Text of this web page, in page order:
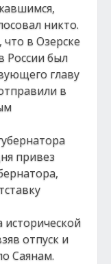
никто.
в Озерске
России был
главу
в
привез
исторической
отпуск и
Саянам.